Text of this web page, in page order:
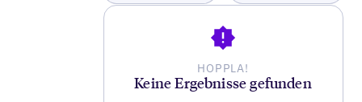
HOPPLA!
Keine Ergebnisse gefunden